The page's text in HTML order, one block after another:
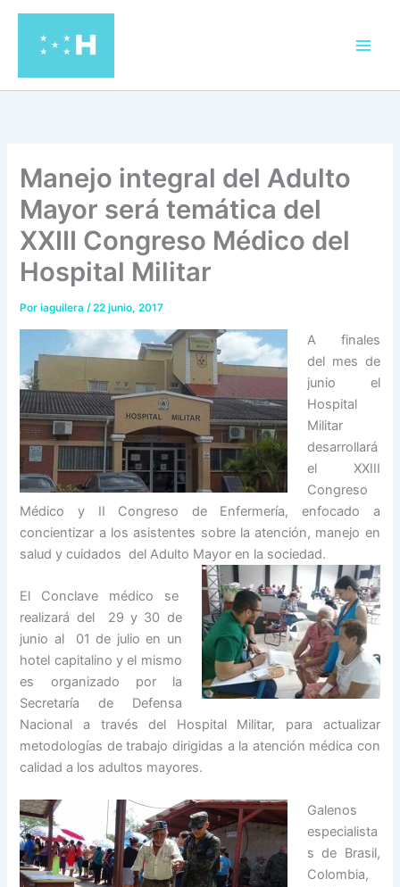
contenido
Manejo integral del Adulto
Mayor será temática del
XXIII Congreso Médico del
Hospital Militar
Poriaguilera/22 junio, 2017
A finales
del mes de
junio el
Hospital
Militar
desarrollará
el XXIII
Congreso
Médico y II Congreso de Enfermería, enfocado a
concientizar a los asistentes sobre la atención, manejo en
salud y cuidados del Adulto Mayor en la sociedad.
El Conclave médico se
realizará del 29 y 30 de
junio al 01 de julio en un
hotel capitalino y el mismo
es organizado por la
Secretaría de Defensa
Nacional a través del Hospital Militar, para actualizar
metodologías de trabajo dirigidas a la atención médica con
calidad a los adultos mayores.
Galenos
especialista
s de Brasil,
Colombia,